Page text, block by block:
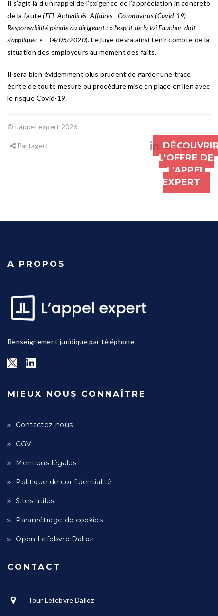
Il s’agit là d’un rappel de l’exigence de l’appréciation in concreto
de la faute(EFL Actualités -Affaires - Coronavirus (Covid-19) -
Responsabilité pénale du dirigeant : « l’esprit de la loi Fauchon doit
s’appliquer » - 14/05/2020). Le juge devra ainsi tenir compte de la
situation des employeurs au moment des faits.
Il sera bien évidemment plus prudent de garder une trace
écrite de toute mesure ou procédure mise en place en lien avec
le risque Covid-19.
© L'appel expert 2026
Partager:
L'OFFRE DE
L'APPEL
EXPERT
A PROPOS
Renseignement juridique par téléphone
MIEUX NOUS CONNAÎTRE
Contactez-nous
CGV
Mentions légales
Politique de confidentialité
Sites utiles
Paramétrage de cookies
Open Lefebvre Dalloz
CONTACT
Tour Lefebvre Dalloz